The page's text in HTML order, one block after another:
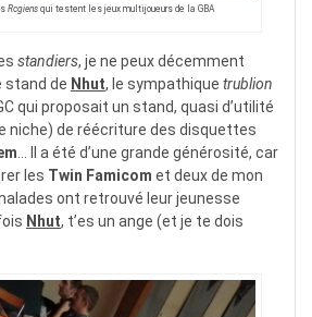
Rcgiens qui testent les jeux multijoueurs de la GBA
standiers, je ne peux décemment
stand de Nhut, le sympathique trublion
qui proposait un stand, quasi d’utilité
niche) de réécriture des disquettes
… Il a été d’une grande générosité, car
les Twin Famicom et deux de mon
ont retrouvé leur jeunesse
Nhut, t’es un ange (et je te dois